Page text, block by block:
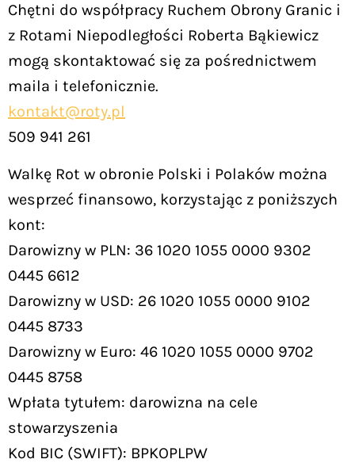
Chętni do współpracy Ruchem Obrony Granic i
z Rotami Niepodległości Roberta Bąkiewicz
mogą skontaktować się za pośrednictwem
maila i telefonicznie.
kontakt@roty.pl
509 941 261
Walkę Rot w obronie Polski i Polaków można
wesprzeć finansowo, korzystając z poniższych
kont:
Darowizny w PLN: 36 1020 1055 0000 9302
0445 6612
Darowizny w USD: 26 1020 1055 0000 9102
0445 8733
Darowizny w Euro: 46 1020 1055 0000 9702
0445 8758
Wpłata tytułem: darowizna na cele
stowarzyszenia
Kod BIC (SWIFT): BPKOPLPW